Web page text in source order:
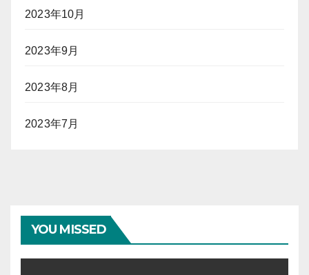
2023年10月
2023年9月
2023年8月
2023年7月
YOU MISSED